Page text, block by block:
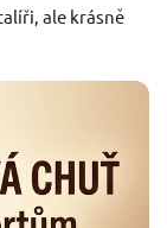
ale krásně